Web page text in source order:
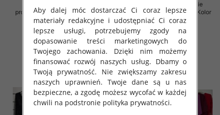
produkt) Roz Standard, Mix Kolor
Paczka 5 szt
78.00 zł
szczegóły
Sukienki damskie (Włoskie
produkt) Roz Standard, Mix Kolor
Paczka 5 szt
78.00 zł
szczegóły
Aby dalej móc dostarczać Ci coraz lepsze
materiały redakcyjne i udostępniać Ci coraz
lepsze usługi, potrzebujemy zgody na
dopasowanie treści marketingowych do
Twojego zachowania. Dzięki nim możemy
finansować rozwój naszych usług. Dbamy o
Twoją prywatność. Nie zwiększamy zakresu
naszych uprawnień. Twoje dane są u nas
bezpieczne, a zgodę możesz wycofać w każdej
chwili na podstronie polityka prywatności.